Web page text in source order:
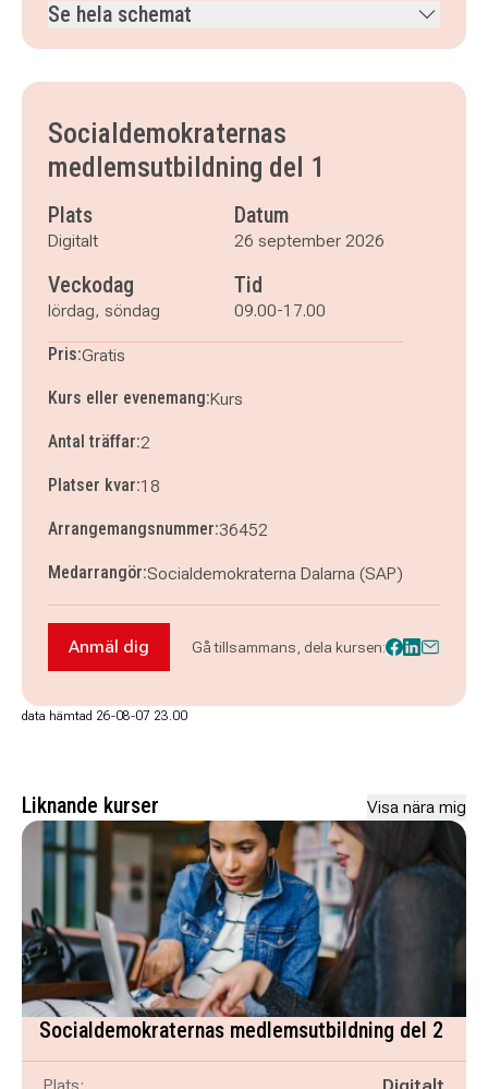
Se hela schemat
Socialdemokraternas
medlemsutbildning del 1
Plats
Digitalt
Datum
26 september 2026
Veckodag
lördag, söndag
Tid
09.00-17.00
Pris:Gratis
Kurs eller evenemang:Kurs
Antal träffar:2
Platser kvar:18
Arrangemangsnummer:36452
Medarrangör:Socialdemokraterna Dalarna (SAP)
Anmäl dig till Socialdemokraternas
Anmäl dig Gå tillsammans, dela kursen:
data hämtad 26-08-07 23.00
Liknande kurser Visa nära mig
Socialdemokraternas medlemsutbildning del 2